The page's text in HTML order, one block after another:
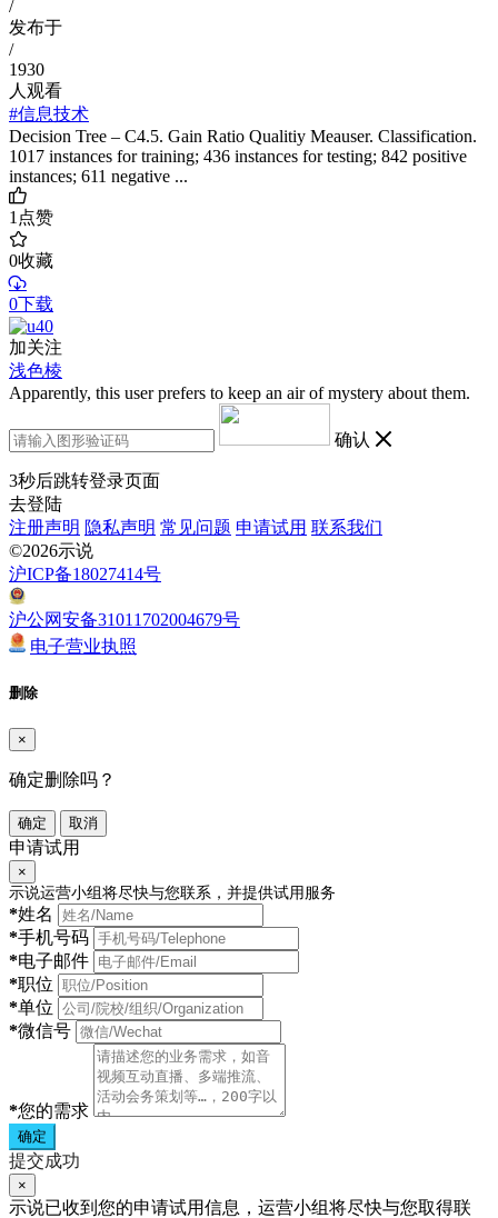
/
发布于
/
1930
人观看
#信息技术
Decision Tree – C4.5. Gain Ratio Qualitiy Meauser. Classification.
1017 instances for training; 436 instances for testing; 842 positive
instances; 611 negative ...
1点赞
0收藏
0下载
加关注
浅色棱
Apparently, this user prefers to keep an air of mystery about them.
确认
3秒后跳转登录页面
去登陆
注册声明 隐私声明 常见问题 申请试用 联系我们
©2026示说
沪ICP备18027414号
沪公网安备31011702004679号
电子营业执照
删除
×
确定删除吗？
确定 取消
申请试用
×
示说运营小组将尽快与您联系，并提供试用服务
*姓名
*手机号码
*电子邮件
*职位
*单位
*微信号
*您的需求
确定
提交成功
×
示说已收到您的申请试用信息，运营小组将尽快与您取得联